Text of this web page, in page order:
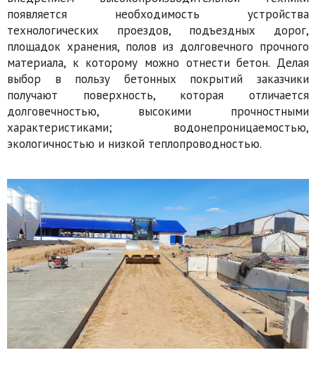
появляется необходимость устройства
технологических проездов, подъездных дорог,
площадок хранения, полов из долговечного прочного
материала, к которому можно отнести бетон. Делая
выбор в пользу бетонных покрытий заказчики
получают поверхность, которая отличается
долговечностью, высокими прочностными
характеристиками; водонепроницаемостью,
экологичностью и низкой теплопроводностью.